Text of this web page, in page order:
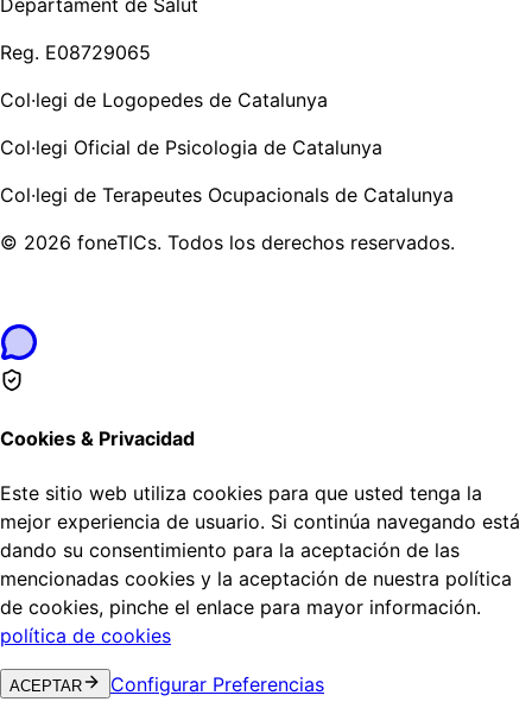
Departament de Salut
Reg. E08729065
Col·legi de Logopedes de Catalunya
Col·legi Oficial de Psicologia de Catalunya
Col·legi de Terapeutes Ocupacionals de Catalunya
© 2026 foneTICs. Todos los derechos reservados.
Cookies & Privacidad
Este sitio web utiliza cookies para que usted tenga la
mejor experiencia de usuario. Si continúa navegando está
dando su consentimiento para la aceptación de las
mencionadas cookies y la aceptación de nuestra política
de cookies, pinche el enlace para mayor información.
política de cookies
ACEPTAR Configurar Preferencias